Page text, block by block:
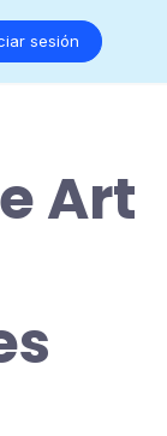
sesión
Art